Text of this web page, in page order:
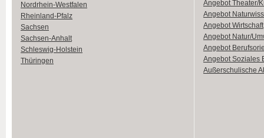
Nordrhein-Westfalen
Rheinland-Pfalz
Sachsen
Sachsen-Anhalt
Schleswig-Holstein
Thüringen
Angebot Theater/
Angebot
Angebot Wirtschaft
Angebot Natur/
Angebot
Angebot Soziales
Außerschulische